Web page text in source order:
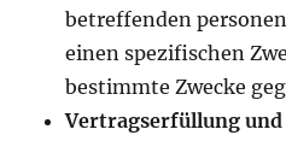
betreffenden
einen spezifischen
bestimmte Zwecke
Vertragserfüllung